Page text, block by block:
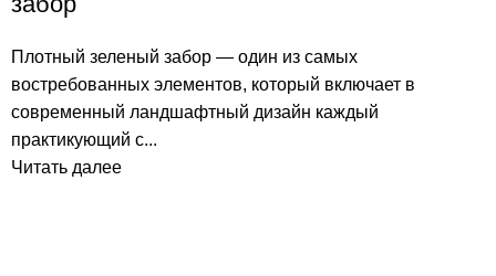
Плотный зеленый забор — один из самых
востребованных элементов, который включает в
современный ландшафтный дизайн каждый
практикующий с...
Читать далее